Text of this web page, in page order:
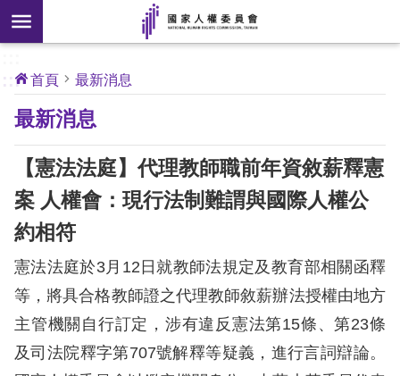
前往主要內容區塊
搜
尋
開
新
核
心
人
權
公
關
於
本
會
最
新
:::
首頁 最新消息
最新消息
【憲法法庭】代理教師職前年資敘薪釋憲
案 人權會：現行法制難謂與國際人權公
約相符
憲法法庭於3月12日就教師法規定及教育部相關函釋
等，將具合格教師證之代理教師敘薪辦法授權由地方
主管機關自行訂定，涉有違反憲法第15條、第23條
及司法院釋字第707號解釋等疑義，進行言詞辯論。